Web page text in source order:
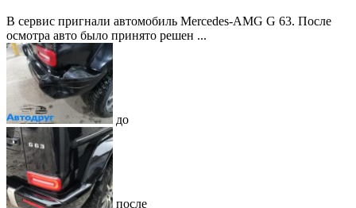
В сервис пригнали автомобиль Mercedes-AMG G 63. После
осмотра авто было принято решен ...
до
после